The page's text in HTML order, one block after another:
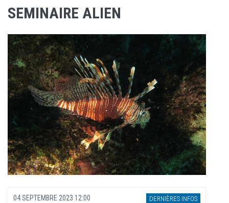
SEMINAIRE ALIEN
04 SEPTEMBRE 2023 12:00 DERNIÈRES INFOS